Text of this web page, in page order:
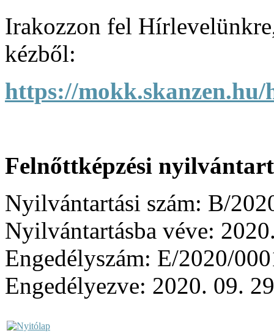
Irakozzon fel
kézből:
https://
Felnőttképzési
Nyilvántartási szám: B/
Nyilvántartásba véve:
Engedélyszám: E/2020/
Engedélyezve: 2020. 09.